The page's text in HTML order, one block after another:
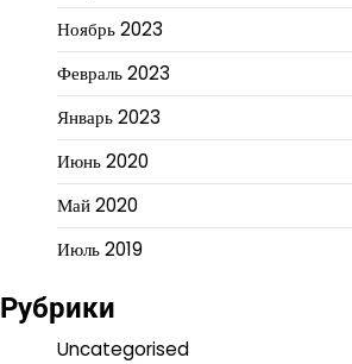
Ноябрь 2023
Февраль 2023
Январь 2023
Июнь 2020
Май 2020
Июль 2019
Рубрики
Uncategorised